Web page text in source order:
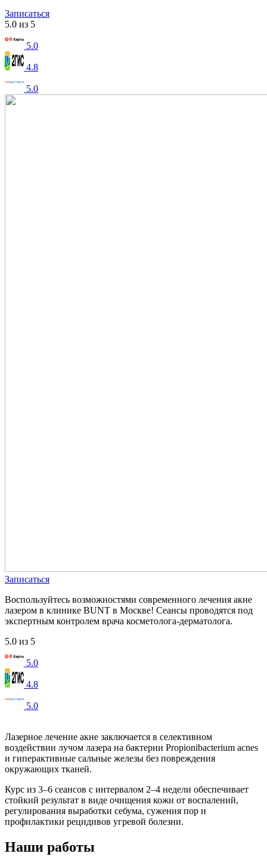
Записаться
5.0 из 5
5.0
4.8
5.0
Записаться
Воспользуйтесь возможностями современного лечения акне
лазером в клинике BUNT в Москве! Сеансы проводятся под
экспертным контролем врача косметолога-дерматолога.
5.0 из 5
5.0
4.8
5.0
Лазерное лечение акне заключается в селективном
воздействии лучом лазера на бактерии Propionibacterium acnes
и гиперактивные сальные железы без повреждения
окружающих тканей.
Курс из 3–6 сеансов с интервалом 2–4 недели обеспечивает
стойкий результат в виде очищения кожи от воспалений,
регулирования выработки себума, сужения пор и
профилактики рецидивов угревой болезни.
Наши работы